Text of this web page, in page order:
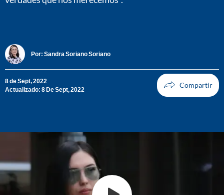
Por: Sandra Soriano Soriano
8 de Sept, 2022
Actualizado: 8 De Sept, 2022